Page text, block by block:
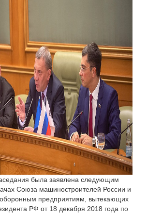
была заявлена следующим
Союза машиностроителей России и
оборонным предприятиям, вытекающих
РФ от 18 декабря 2018 года по